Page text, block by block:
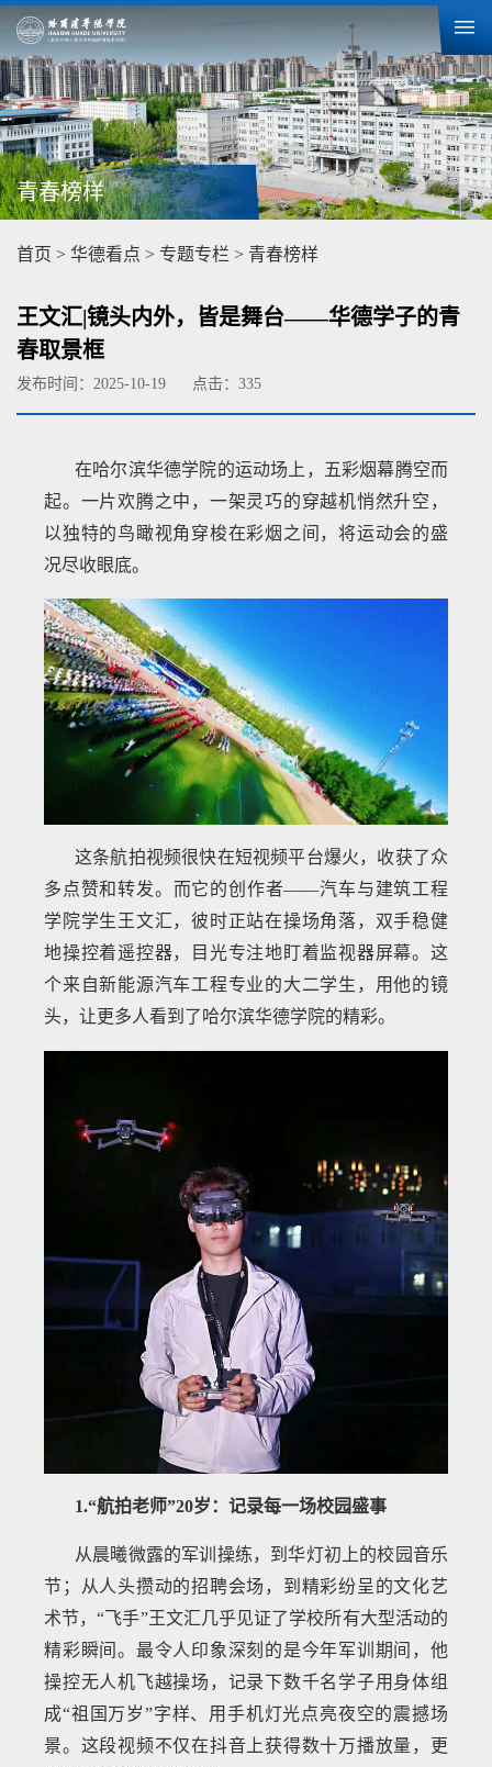
青春榜样
首页 > 华德看点 > 专题专栏 > 青春榜样
王文汇|镜头内外，皆是舞台——华德学子的青
春取景框
发布时间：2025-10-19 点击： 335
在哈尔滨华德学院的运动场上，五彩烟幕腾空而
起。一片欢腾之中，一架灵巧的穿越机悄然升空，
以独特的鸟瞰视角穿梭在彩烟之间，将运动会的盛
况尽收眼底。
这条航拍视频很快在短视频平台爆火，收获了众
多点赞和转发。而它的创作者——汽车与建筑工程
学院学生王文汇，彼时正站在操场角落，双手稳健
地操控着遥控器，目光专注地盯着监视器屏幕。这
个来自新能源汽车工程专业的大二学生，用他的镜
头，让更多人看到了哈尔滨华德学院的精彩。
1.“航拍老师”20岁：记录每一场校园盛事
从晨曦微露的军训操练，到华灯初上的校园音乐
节；从人头攒动的招聘会场，到精彩纷呈的文化艺
术节，“飞手”王文汇几乎见证了学校所有大型活动的
精彩瞬间。最令人印象深刻的是今年军训期间，他
操控无人机飞越操场，记录下数千名学子用身体组
成“祖国万岁”字样、用手机灯光点亮夜空的震撼场
景。这段视频不仅在抖音上获得数十万播放量，更